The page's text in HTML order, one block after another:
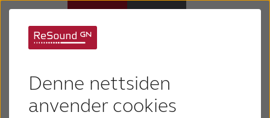
Denne nettsiden
anvender cookies
Bloggen din om hørsel